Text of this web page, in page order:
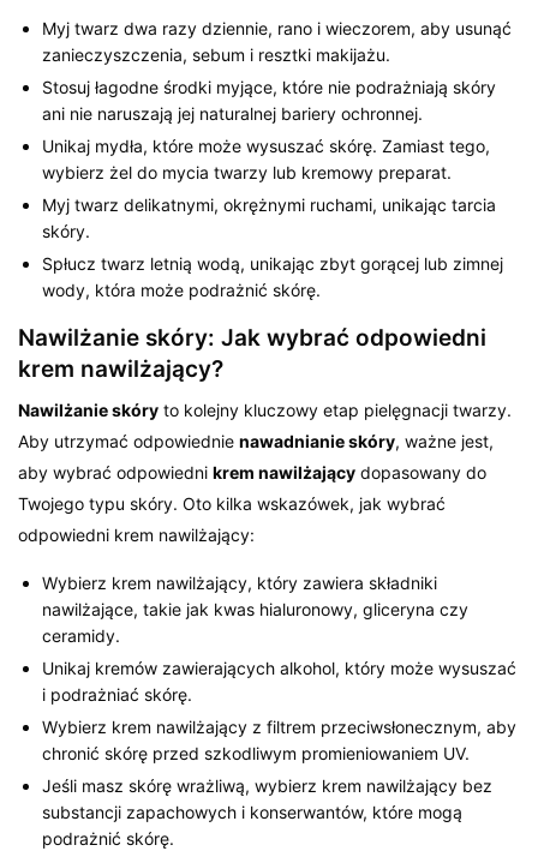
Myj twarz dwa razy dziennie, rano i wieczorem, aby usunąć
zanieczyszczenia, sebum i resztki makijażu.
Stosuj łagodne środki myjące, które nie podrażniają skóry
ani nie naruszają jej naturalnej bariery ochronnej.
Unikaj mydła, które może wysuszać skórę. Zamiast tego,
wybierz żel do mycia twarzy lub kremowy preparat.
Myj twarz delikatnymi, okrężnymi ruchami, unikając tarcia
skóry.
Spłucz twarz letnią wodą, unikając zbyt gorącej lub zimnej
wody, która może podrażnić skórę.
Nawilżanie skóry: Jak wybrać odpowiedni
krem nawilżający?
Nawilżanie skóry to kolejny kluczowy etap pielęgnacji twarzy.
Aby utrzymać odpowiednienawadnianie skóry, ważne jest,
aby wybrać odpowiednikrem nawilżający dopasowany do
Twojego typu skóry. Oto kilka wskazówek, jak wybrać
odpowiedni krem nawilżający:
Wybierz krem nawilżający, który zawiera składniki
nawilżające, takie jak kwas hialuronowy, gliceryna czy
ceramidy.
Unikaj kremów zawierających alkohol, który może wysuszać
i podrażniać skórę.
Wybierz krem nawilżający z filtrem przeciwsłonecznym, aby
chronić skórę przed szkodliwym promieniowaniem UV.
Jeśli masz skórę wrażliwą, wybierz krem nawilżający bez
substancji zapachowych i konserwantów, które mogą
podrażnić skórę.